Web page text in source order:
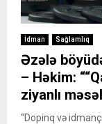
İdman Sağlamlıq
Əzələ
– Həkim:
ziyanlı
“Dopinq və